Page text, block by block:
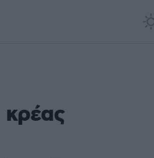
κρέας